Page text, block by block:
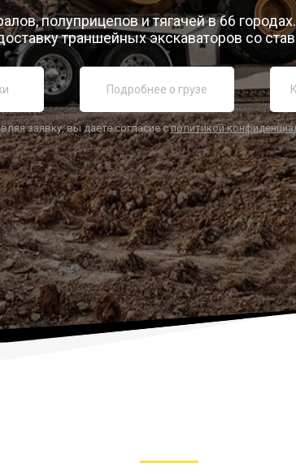
полуприцепов и тягачей в 66
траншейных экскаваторов со
заявку, вы даете согласие сполитикой